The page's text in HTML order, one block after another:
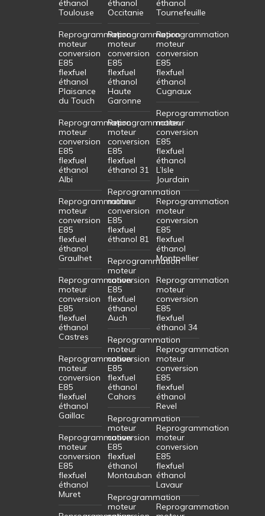
éthanol
Toulouse
Reprogrammation
moteur
conversion
E85
flexfuel
éthanol
Plaisance
du Touch
Reprogrammation
moteur
conversion
E85
flexfuel
éthanol
Albi
Reprogrammation
moteur
conversion
E85
flexfuel
éthanol
Graulhet
Reprogrammation
moteur
conversion
E85
flexfuel
éthanol
Castres
Reprogrammation
moteur
conversion
E85
flexfuel
éthanol
Gaillac
Reprogrammation
moteur
conversion
E85
flexfuel
éthanol
Muret
éthanol
Occitanie
Reprogrammation
moteur
conversion
E85
flexfuel
éthanol
Haute
Garonne
Reprogrammation
moteur
conversion
E85
flexfuel
éthanol 31
Reprogrammation
moteur
conversion
E85
flexfuel
éthanol 81
Reprogrammation
moteur
conversion
E85
flexfuel
éthanol
Auch
Reprogrammation
moteur
conversion
E85
flexfuel
éthanol
Cahors
Reprogrammation
moteur
conversion
E85
flexfuel
éthanol
Montauban
Reprogrammation
moteur
éthanol
Tournefeuille
Reprogrammation
moteur
conversion
E85
flexfuel
éthanol
Cugnaux
Reprogrammation
moteur
conversion
E85
flexfuel
éthanol
L’Isle
Jourdain
Reprogrammation
moteur
conversion
E85
flexfuel
éthanol
Montpellier
Reprogrammation
moteur
conversion
E85
flexfuel
éthanol 34
Reprogrammation
moteur
conversion
E85
flexfuel
éthanol
Revel
Reprogrammation
moteur
conversion
E85
flexfuel
éthanol
Lavaur
Reprogrammation